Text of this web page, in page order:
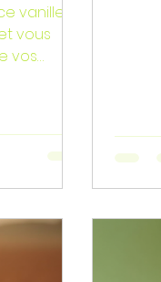
vanille
vous
vos
région